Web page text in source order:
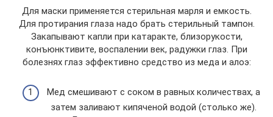
Для маски применяется стерильная марля и емкость.
Для протирания глаза надо брать стерильный тампон.
Закапывают капли при катаракте, близорукости,
конъюнктивите, воспалении век, радужки глаз. При
болезнях глаз эффективно средство из меда и алоэ:
Мед смешивают с соком в равных количествах, а
затем заливают кипяченой водой (столько же).